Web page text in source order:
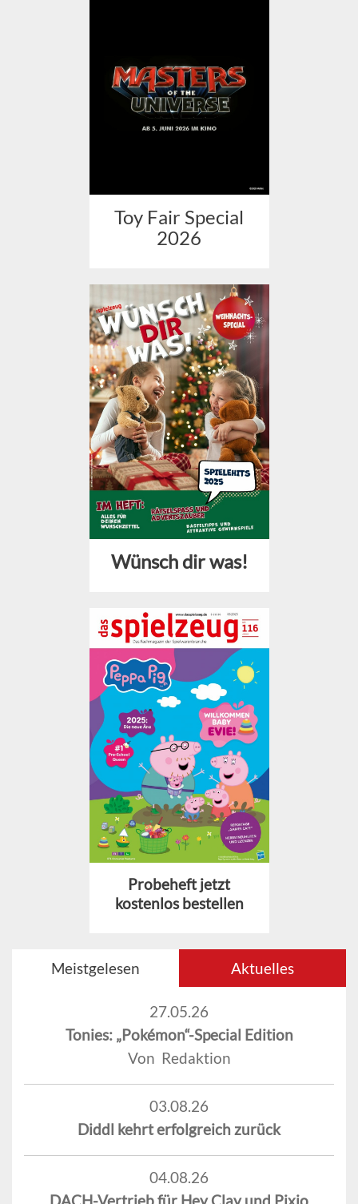
Toy Fair Special
2026
Wünsch dir was!
Probeheft jetzt
kostenlos bestellen
Meistgelesen Aktuelles
27.05.26
Tonies: „Pokémon“-Special Edition
Von Redaktion
03.08.26
Diddl kehrt erfolgreich zurück
04.08.26
DACH-Vertrieb für Hey Clay und Pixio